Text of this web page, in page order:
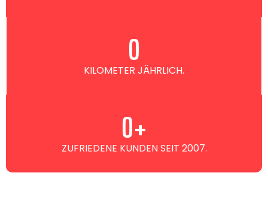
KILOMETER JÄHRLICH.
0
ZUFRIEDENE KUNDEN SEIT 2007.
0+